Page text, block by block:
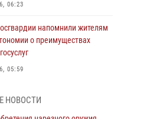
06:23
напомнили жителям
о преимуществах
05:59
поздравил
НОВОСТИ